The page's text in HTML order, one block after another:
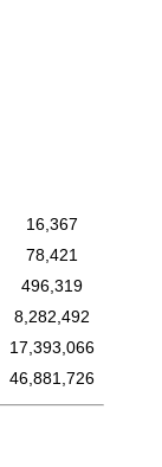
16,367
78,421
496,319
8,282,492
17,393,066
46,881,726